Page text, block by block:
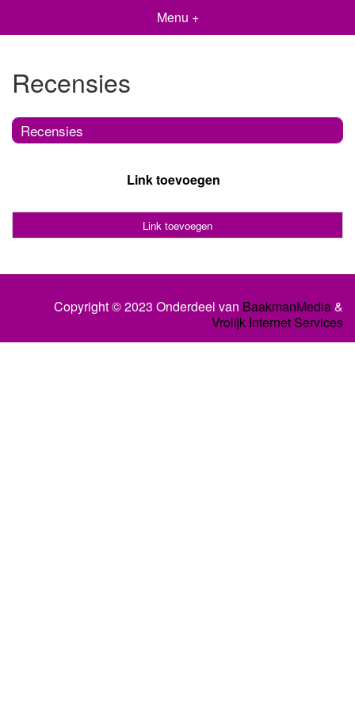
Menu +
Recensies
Recensies
Link toevoegen
Link toevoegen
Copyright © 2023 Onderdeel van BaakmanMedia&
Vrolijk Internet Services